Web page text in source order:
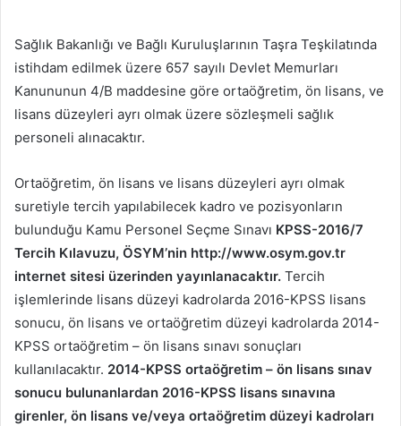
Sağlık Bakanlığı ve Bağlı Kuruluşlarının Taşra Teşkilatında
istihdam edilmek üzere 657 sayılı Devlet Memurları
Kanununun 4/B maddesine göre ortaöğretim, ön lisans, ve
lisans düzeyleri ayrı olmak üzere sözleşmeli sağlık
personeli alınacaktır.
Ortaöğretim, ön lisans ve lisans düzeyleri ayrı olmak
suretiyle tercih yapılabilecek kadro ve pozisyonların
bulunduğu Kamu Personel Seçme Sınavı KPSS-2016/7
Tercih Kılavuzu, ÖSYM’nin http://www.osym.gov.tr
internet sitesi üzerinden yayınlanacaktır. Tercih
işlemlerinde lisans düzeyi kadrolarda 2016-KPSS lisans
sonucu, ön lisans ve ortaöğretim düzeyi kadrolarda 2014-
KPSS ortaöğretim – ön lisans sınavı sonuçları
kullanılacaktır. 2014-KPSS ortaöğretim – ön lisans sınav
sonucu bulunanlardan 2016-KPSS lisans sınavına
girenler, ön lisans ve/veya ortaöğretim düzeyi kadroları